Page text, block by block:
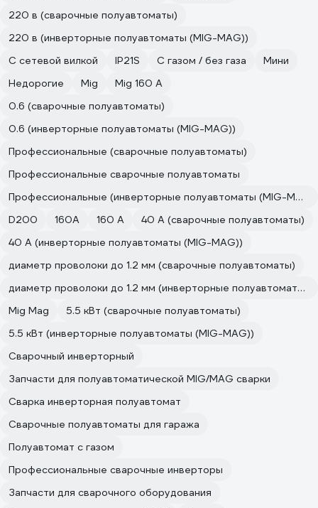
220 в (сварочные полуавтоматы)
220 в (инверторные полуавтоматы (MIG-MAG))
С сетевой вилкой
IP21S С газом / без газа
Мини
Недорогие
Mig
Mig 160 A
0.6 (сварочные полуавтоматы)
0.6 (инверторные полуавтоматы (MIG-MAG))
Профессиональные (сварочные полуавтоматы)
Профессиональные сварочные полуавтоматы
Профессиональные (инверторные полуавтоматы (MIG-MAG))
D200
160А 160 А
40 А (сварочные полуавтоматы)
40 А (инверторные полуавтоматы (MIG-MAG))
диаметр проволоки до 1.2 мм (сварочные полуавтоматы)
диаметр проволоки до 1.2 мм (инверторные полуавтоматы (MIG-MAG))
Mig Mag
5.5 кВт (сварочные полуавтоматы)
5.5 кВт (инверторные полуавтоматы (MIG-MAG))
Сварочный инверторный
Запчасти для полуавтоматической MIG/MAG сварки
Сварка инверторная полуавтомат
Сварочные полуавтоматы для гаража
Полуавтомат с газом
Профессиональные сварочные инверторы
Запчасти для сварочного оборудования